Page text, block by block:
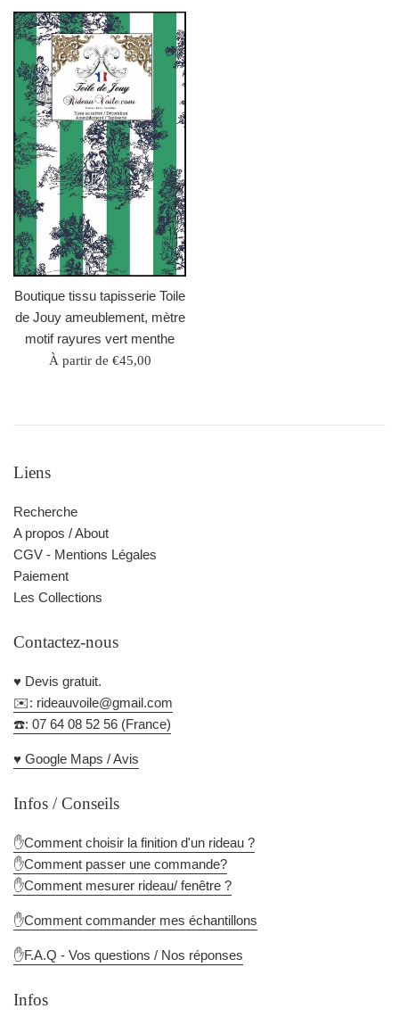
Boutique tissu tapisserie Toile
de Jouy ameublement, mètre
motif rayures vert menthe
À partir de €45,00
Liens
Recherche
A propos / About
CGV - Mentions Légales
Paiement
Les Collections
Contactez-nous
♥️ Devis gratuit.
✉️: rideauvoile@gmail.com
☎️: 07 64 08 52 56 (France)
♥️ Google Maps / Avis
Infos / Conseils
✋Comment choisir la finition d'un rideau ?
✋Comment passer une commande?
✋Comment mesurer rideau/ fenêtre ?
✋Comment commander mes échantillons
✋F.A.Q - Vos questions / Nos réponses
Infos